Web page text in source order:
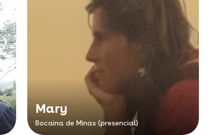
Mary
Bocaina de Minas (presencial)